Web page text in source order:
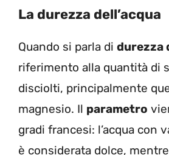
La durezza dell’acqua
Quando si parla di durezza
riferimento alla quantità di
disciolti, principalmente
magnesio. Il parametro
gradi francesi: l’acqua con
è considerata dolce,